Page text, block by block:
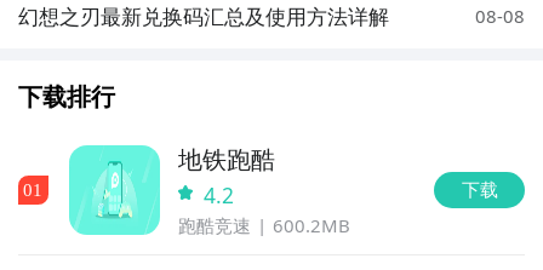
幻想之刃最新兑换码汇总及使用方法详解 08-08
下载排行
01
地铁跑酷
4.2
跑酷竞速 600.2MB
下载